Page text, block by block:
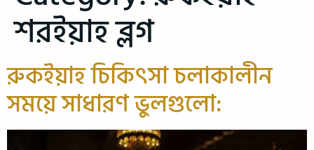
শরইয়াহ ব্লগ
রুকইয়াহ চিকিৎসা চলাকালীন
সময়ে সাধারণ ভুলগুলো: